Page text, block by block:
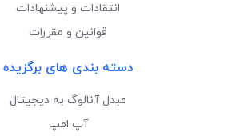
انتقادات و پیشنهادات
قوانین و مقررات
دسته بندی های برگزیده
مبدل آنالوگ به دیجیتال
آپ امپ